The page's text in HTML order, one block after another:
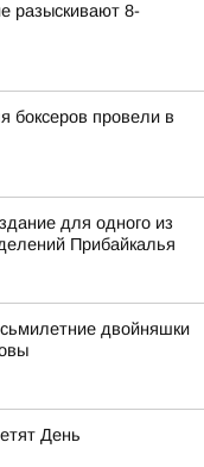
разыскивают 8-
боксеров провели в
для одного из
Прибайкалья
двойняшки
День